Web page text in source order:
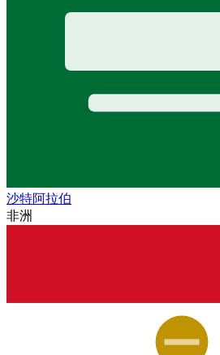
沙特阿拉伯
非洲